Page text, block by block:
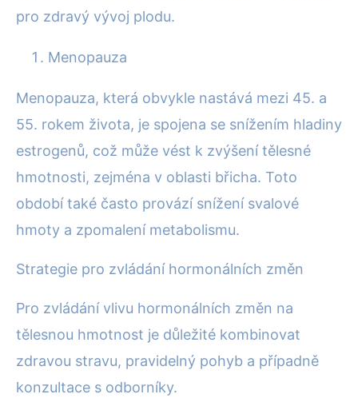
pro zdravý vývoj plodu.
Menopauza
Menopauza, která obvykle nastává mezi 45. a
55. rokem života, je spojena se snížením hladiny
estrogenů, což může vést k zvýšení tělesné
hmotnosti, zejména v oblasti břicha. Toto
období také často provází snížení svalové
hmoty a zpomalení metabolismu.
Strategie pro zvládání hormonálních změn
Pro zvládání vlivu hormonálních změn na
tělesnou hmotnost je důležité kombinovat
zdravou stravu, pravidelný pohyb a případně
konzultace s odborníky.